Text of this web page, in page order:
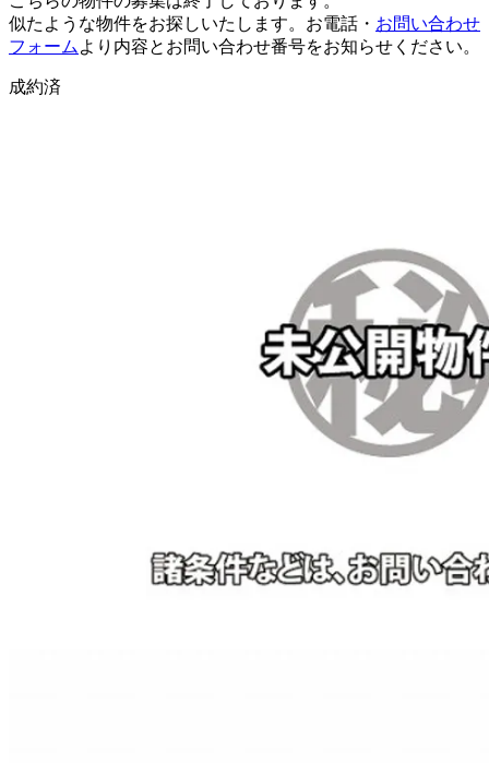
似たような物件をお探しいたします。お電話・ お問い合わせ
フォーム より内容とお問い合わせ番号をお知らせください。
成約済